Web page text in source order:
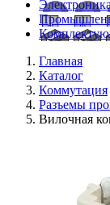
Главная
Каталог
Коммутация
Разъемы
Вилочная